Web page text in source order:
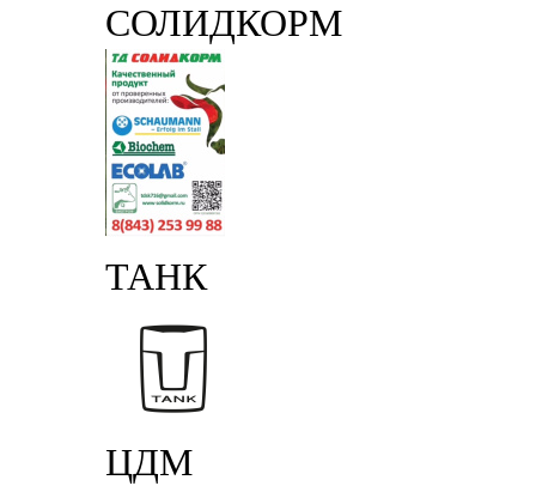
СОЛИДКОРМ
ТАНК
ЦДМ